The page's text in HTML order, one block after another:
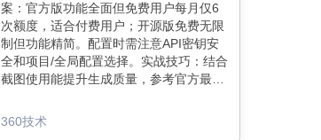
案：官方版功能全面但免费用户每月仅6
次额度，适合付费用户；开源版免费无限
制但功能精简。配置时需注意API密钥安
全和项目/全局配置选择。实战技巧：结合
截图使用能提升生成质量，参考官方最佳
案，商业项目推荐官方版，个人项目用开
源版性价比更高。
360技术